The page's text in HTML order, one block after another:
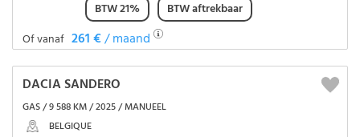
BTW 21%
BTW aftrekbaar
Of vanaf 261 €/ maand
DACIA SANDERO
GAS / 9 588 KM / 2025 / MANUEEL
BELGIQUE